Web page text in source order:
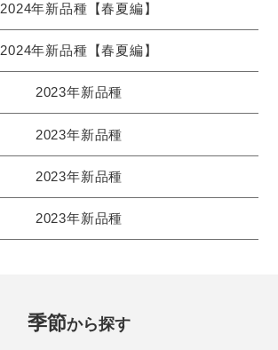
2024年新品種【春夏編】
2024年新品種【春夏編】
2023年新品種
2023年新品種
2023年新品種
2023年新品種
季節から探す